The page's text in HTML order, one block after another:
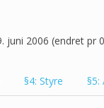
2006 (endret pr
§4: Styre §5: